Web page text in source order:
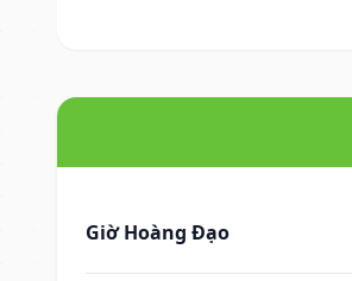
Giờ Hoàng Đạo